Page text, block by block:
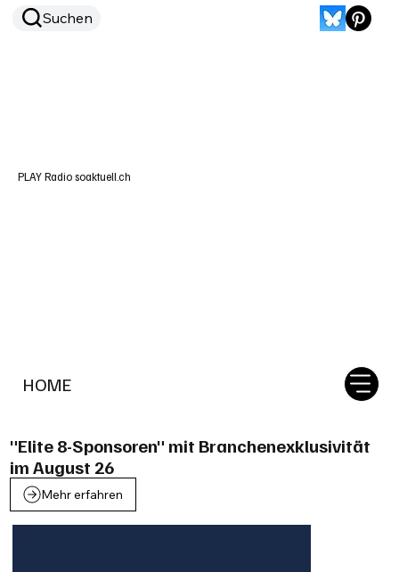
HOME
Suchen
PLAY Radio soaktuell.ch
"Elite 8-Sponsoren" mit Branchenexklusivität
im August 26
Mehr erfahren